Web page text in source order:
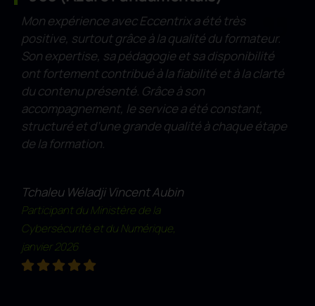
Mon expérience avec Eccentrix a été très
positive, surtout grâce à la qualité du formateur.
Son expertise, sa pédagogie et sa disponibilité
ont fortement contribué à la fiabilité et à la clarté
du contenu présenté. Grâce à son
accompagnement, le service a été constant,
structuré et d’une grande qualité à chaque étape
de la formation.
Tchaleu Wéladji Vincent Aubin
Participant du Ministère de la
Cybersécurité et du Numérique,
janvier 2026